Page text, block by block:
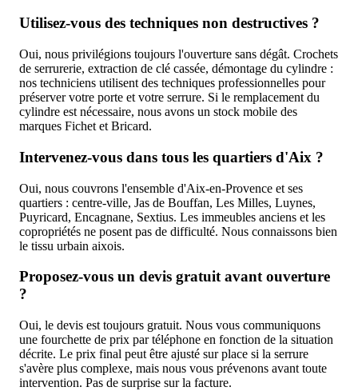
Utilisez-vous des techniques non destructives ?
Oui, nous privilégions toujours l'ouverture sans dégât. Crochets
de serrurerie, extraction de clé cassée, démontage du cylindre :
nos techniciens utilisent des techniques professionnelles pour
préserver votre porte et votre serrure. Si le remplacement du
cylindre est nécessaire, nous avons un stock mobile des
marques Fichet et Bricard.
Intervenez-vous dans tous les quartiers d'Aix ?
Oui, nous couvrons l'ensemble d'Aix-en-Provence et ses
quartiers : centre-ville, Jas de Bouffan, Les Milles, Luynes,
Puyricard, Encagnane, Sextius. Les immeubles anciens et les
copropriétés ne posent pas de difficulté. Nous connaissons bien
le tissu urbain aixois.
Proposez-vous un devis gratuit avant ouverture
?
Oui, le devis est toujours gratuit. Nous vous communiquons
une fourchette de prix par téléphone en fonction de la situation
décrite. Le prix final peut être ajusté sur place si la serrure
s'avère plus complexe, mais nous vous prévenons avant toute
intervention. Pas de surprise sur la facture.